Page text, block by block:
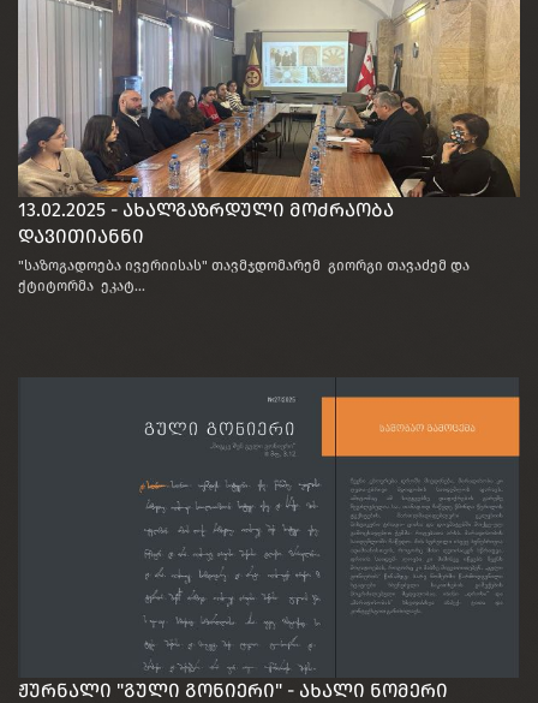
13.02.2025 - ახალგაზრდული მოძრაობა
დავითიანნი
"საზოგადოება ივერიისას" თავმჯდომარემ გიორგი თავაძემ და
ქტიტორმა ეკატ...
ჟურნალი "გული გონიერი" - ახალი ნომერი